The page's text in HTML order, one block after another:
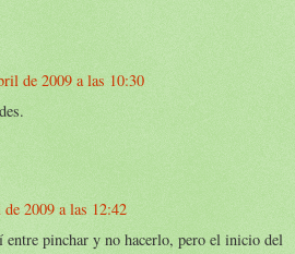
de 2009 a las 10:30
de 2009 a las 12:42
entre pinchar y no hacerlo, pero el inicio del